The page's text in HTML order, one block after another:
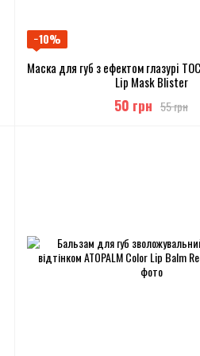
−10%
Маска для губ з ефектом глазурі
Lip Mask Blister
55 грн
50 грн